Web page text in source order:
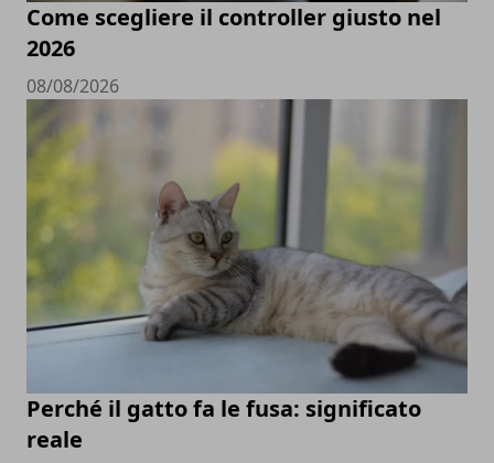
Come scegliere il controller giusto nel
2026
08/08/2026
Perché il gatto fa le fusa: significato
reale